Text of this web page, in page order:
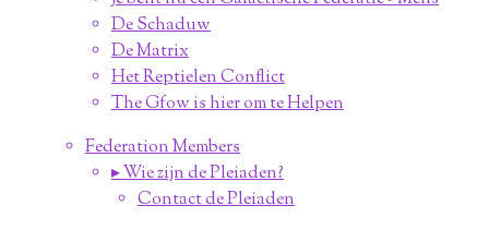
De Schaduw
De Matrix
Het Reptielen Conflict
The Gfow is hier om te Helpen
Federation Members
▸ Wie zijn de Pleiaden?
Contact de Pleiaden